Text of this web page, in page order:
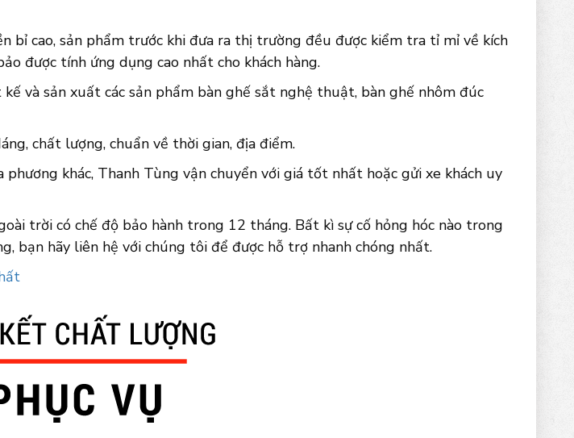
bỉ cao, sản phẩm trước khi đưa ra thị trường đều được kiểm tra tỉ mỉ về kích
được tính ứng dụng cao nhất cho khách hàng.
và sản xuất các sản phẩm bàn ghế sắt nghệ thuật, bàn ghế nhôm đúc
chất lượng, chuẩn về thời gian, địa điểm.
phương khác, Thanh Tùng vận chuyển với giá tốt nhất hoặc gửi xe khách uy
trời có chế độ bảo hành trong 12 tháng. Bất kì sự cố hỏng hóc nào trong
bạn hãy liên hệ với chúng tôi để được hỗ trợ nhanh chóng nhất.